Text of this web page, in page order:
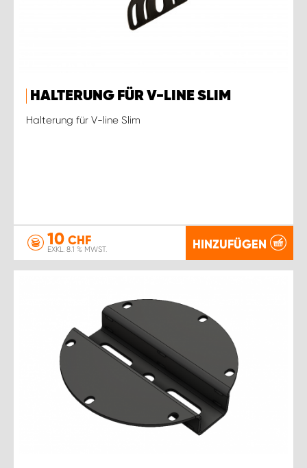
HALTERUNG FÜR V-LINE SLIM
Halterung für V-line Slim
10 CHF
EXKL. 8.1 % MWST. HINZUFÜGEN